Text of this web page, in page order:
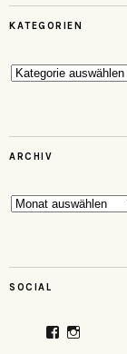
KATEGORIEN
Kategorien
ARCHIV
Archiv
SOCIAL
ProfilProfil